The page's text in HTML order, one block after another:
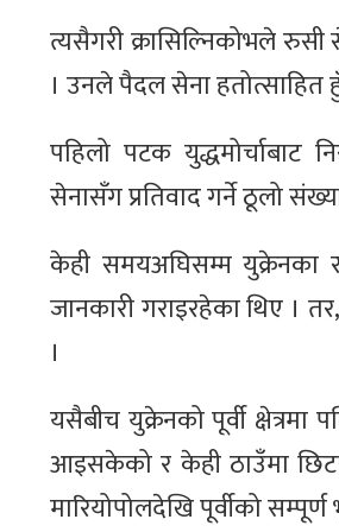
त्यसैगरी क्रासिल्निकोभले
। उनले पैदल सेना हतोत्साहित
पहिलो पटक युद्धमोर्चाबाट
सेनासँग प्रतिवाद गर्ने ठूलो
केही समयअघिसम्म युक्रेनका
जानकारी गराइरहेका थिए ।
।
यसैबीच युक्रेनको पूर्वी
आइसकेको र केही ठाउँमा
मारियोपोलदेखि पूर्वीको